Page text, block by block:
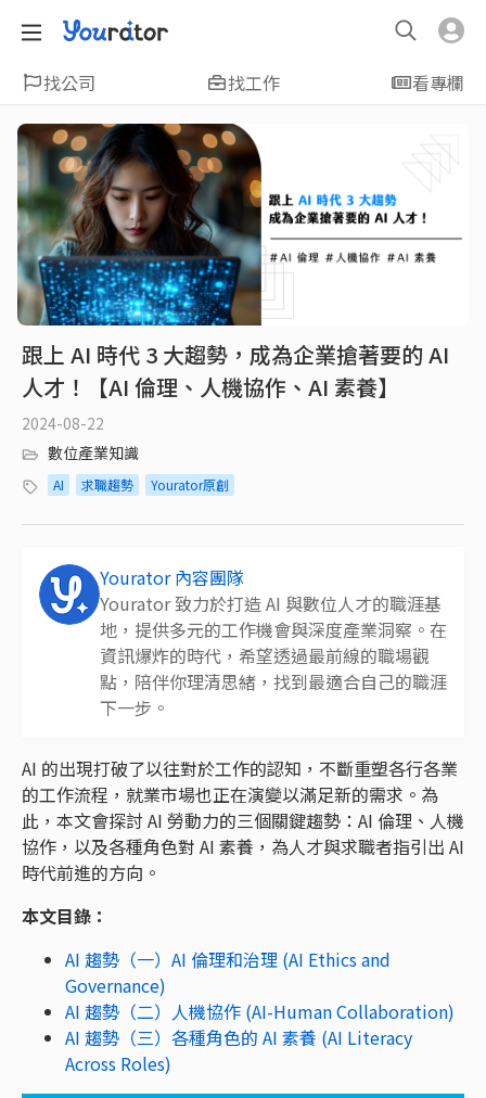
找公司 找工作 看專欄
跟上 AI 時代 3 大趨勢，成為企業搶著要的 AI
人才！【AI 倫理、人機協作、AI 素養】
2024-08-22
數位產業知識
AI 求職趨勢 Yourator原創
Yourator 內容團隊
Yourator 致力於打造 AI 與數位人才的職涯基
地，提供多元的工作機會與深度產業洞察。在
資訊爆炸的時代，希望透過最前線的職場觀
點，陪伴你理清思緒，找到最適合自己的職涯
下一步。
AI 的出現打破了以往對於工作的認知，不斷重塑各行各業
的工作流程，就業市場也正在演變以滿足新的需求。為
此，本文會探討 AI 勞動力的三個關鍵趨勢：AI 倫理、人機
協作，以及各種角色對 AI 素養，為人才與求職者指引出 AI
時代前進的方向。
本文目錄：
AI 趨勢（一）AI 倫理和治理 (AI Ethics and
Governance)
AI 趨勢（二）人機協作 (AI-Human Collaboration)
AI 趨勢（三）各種角色的 AI 素養 (AI Literacy
Across Roles)